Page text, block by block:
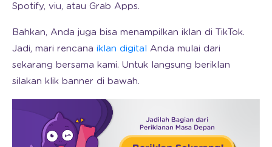
Spotify, viu, atau Grab Apps.
Bahkan, Anda juga bisa menampilkan iklan di TikTok.
Jadi, mari rencana iklan digital Anda mulai dari
sekarang bersama kami. Untuk langsung beriklan
silakan klik banner di bawah.